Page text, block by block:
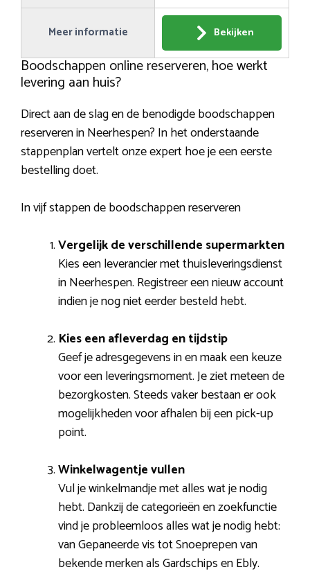
Meer informatie Bekijken
Boodschappen online reserveren, hoe werkt
levering aan huis?
Direct aan de slag en de benodigde boodschappen
reserveren in Neerhespen? In het onderstaande
stappenplan vertelt onze expert hoe je een eerste
bestelling doet.
In vijf stappen de boodschappen reserveren
Vergelijk de verschillende supermarkten
Kies een leverancier met thuisleveringsdienst
in Neerhespen. Registreer een nieuw account
indien je nog niet eerder besteld hebt.
Kies een afleverdag en tijdstip
Geef je adresgegevens in en maak een keuze
voor een leveringsmoment. Je ziet meteen de
bezorgkosten. Steeds vaker bestaan er ook
mogelijkheden voor afhalen bij een pick-up
point.
Winkelwagentje vullen
Vul je winkelmandje met alles wat je nodig
hebt. Dankzij de categorieën en zoekfunctie
vind je probleemloos alles wat je nodig hebt:
van Gepaneerde vis tot Snoeprepen van
bekende merken als Gardschips en Ebly.